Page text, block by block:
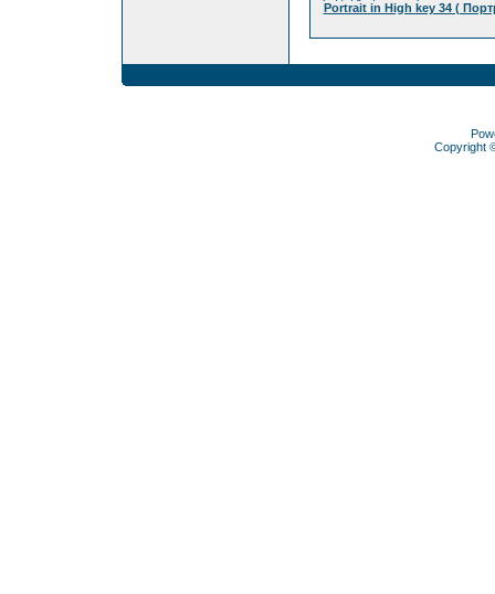
Portrait in High key 34 (
Copyright